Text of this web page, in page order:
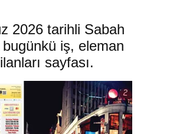
2026 tarihli Sabah
iş, eleman
sayfası.